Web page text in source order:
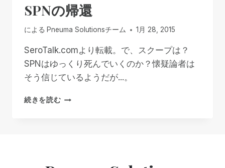
SPNの帰還
による Pneuma Solutionsチーム 1月 28, 2015
SeroTalk.comより転載。で、スクープは？
SPNはゆっくり死んでいくのか？懐疑論者は
そう信じているようだが...。
続きを読むSPN